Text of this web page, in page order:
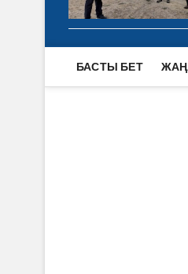
БАСТЫ БЕТ